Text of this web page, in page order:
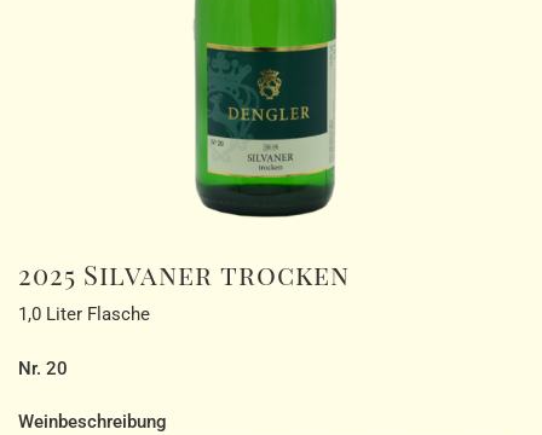
2025 Silvaner trocken
1,0 Liter Flasche
Nr. 20
Weinbeschreibung